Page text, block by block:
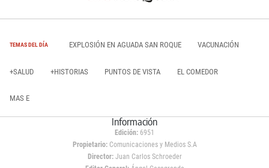
TEMAS DEL DÍA EXPLOSIÓN EN AGUADA SAN ROQUE VACUNACIÓN
+SALUD +HISTORIAS PUNTOS DE VISTA EL COMEDOR
MAS E
Información
Edición: 6951
Propietario:Comunicaciones y Medios S.A
Director: Juan Carlos Schroeder